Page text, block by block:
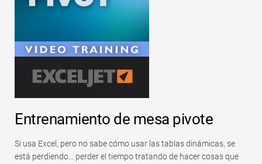
Entrenamiento de mesa pivote
Si usa Excel, pero no sabe cómo usar las tablas dinámicas, se
está perdiendo… perder el tiempo tratando de hacer cosas que